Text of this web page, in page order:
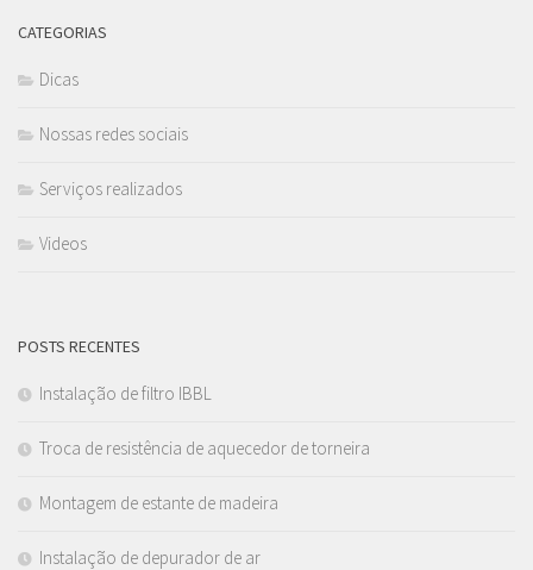
CATEGORIAS
Dicas
Nossas redes sociais
Serviços realizados
Videos
POSTS RECENTES
Instalação de filtro IBBL
Troca de resistência de aquecedor de torneira
Montagem de estante de madeira
Instalação de depurador de ar